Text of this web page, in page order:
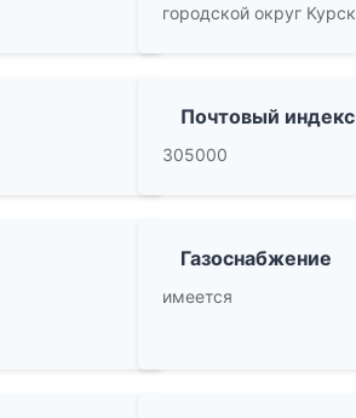
городской округ Курск
Почтовый индекс
305000
Газоснабжение
имеется